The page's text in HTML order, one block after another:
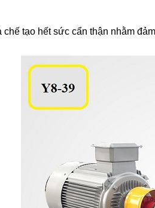
tạo hết sức cẩn thận nhằm